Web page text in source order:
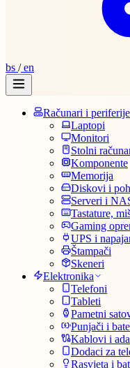
bs /en
Računari i periferije
Laptopi
Monitori
Stolni
Komponente
Memorija
Diskovi i
Serveri i
Tastature,
Gaming
UPS i
Štampači
Skeneri
Elektronika
Telefoni
Tableti
Pametni
Punjači i
Kablovi i
Dodaci za
Rasvjeta i